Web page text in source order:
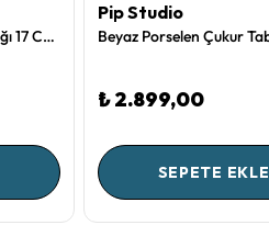
Haki Porselen Pasta Tabağı 17 Cm Blushing Birds Collection by Pip Studio
Pip Studio
₺ 2.899,00
SEPETE EKLE